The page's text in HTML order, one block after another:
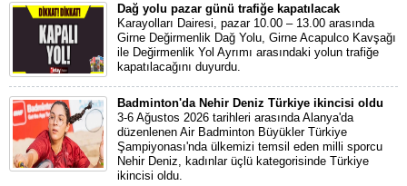
Dağ yolu pazar günü trafiğe kapatılacak
Karayolları Dairesi, pazar 10.00 – 13.00 arasında
Girne Değirmenlik Dağ Yolu, Girne Acapulco Kavşağı
ile Değirmenlik Yol Ayrımı arasındaki yolun trafiğe
kapatılacağını duyurdu.
Badminton'da Nehir Deniz Türkiye ikincisi oldu
3-6 Ağustos 2026 tarihleri arasında Alanya'da
düzenlenen Air Badminton Büyükler Türkiye
Şampiyonası'nda ülkemizi temsil eden milli sporcu
Nehir Deniz, kadınlar üçlü kategorisinde Türkiye
ikincisi oldu.